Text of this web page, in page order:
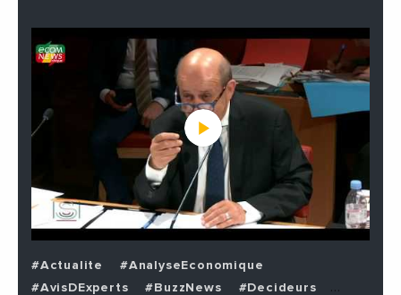
#Actualite
#AnalyseEconomique
#AvisDExperts
#BuzzNews
#Decideurs